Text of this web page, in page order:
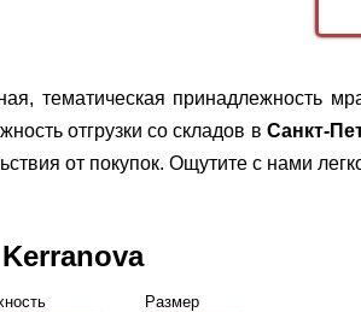
тематическая принадлежность
отгрузки со складов вСанкт-
от покупок. Ощутите с нами
Размер